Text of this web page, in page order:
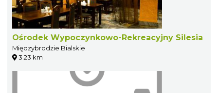
Ośrodek Wypoczynkowo-Rekreacyjny Silesia
Międzybrodzie Bialskie
3.23 km